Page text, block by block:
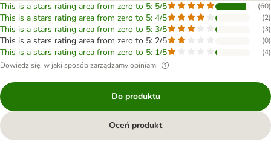
This is a stars rating area from zero to 5: 5/5 (60)
This is a stars rating area from zero to 5: 4/5 (2)
This is a stars rating area from zero to 5: 3/5 (3)
This is a stars rating area from zero to 5: 2/5 (0)
This is a stars rating area from zero to 5: 1/5 (4)
Dowiedz się, w jaki sposób zarządzamy opiniami
Do produktu
Oceń produkt